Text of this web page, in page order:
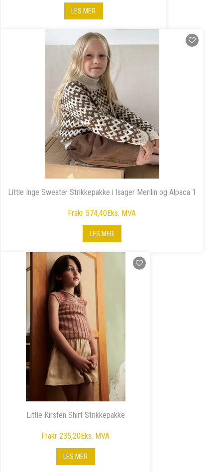
LES MER
Little Inge Sweater Strikkepakke i Isager Merilin og Alpaca 1
Frakr 574,40Eks. MVA
LES MER
Little Kirsten Shirt Strikkepakke
Frakr 235,20Eks. MVA
LES MER